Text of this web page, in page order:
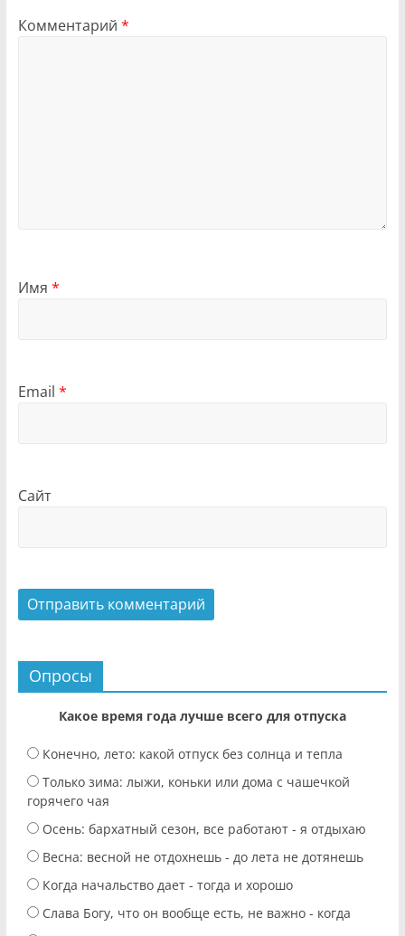
Комментарий *
Имя *
Email *
Сайт
Опросы
Какое время года лучше всего для отпуска
Конечно, лето: какой отпуск без солнца и тепла
Только зима: лыжи, коньки или дома с чашечкой
горячего чая
Осень: бархатный сезон, все работают - я отдыхаю
Весна: весной не отдохнешь - до лета не дотянешь
Когда начальство дает - тогда и хорошо
Слава Богу, что он вообще есть, не важно - когда